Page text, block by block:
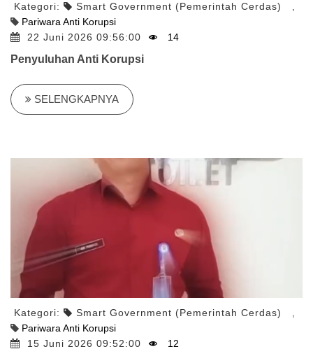
Kategori: Smart Government (Pemerintah Cerdas)
Pariwara Anti Korupsi
22 Juni 2026 09:56:00
14
Penyuluhan Anti Korupsi
SELENGKAPNYA
Kategori: Smart Government (Pemerintah Cerdas)
Pariwara Anti Korupsi
15 Juni 2026 09:52:00
12